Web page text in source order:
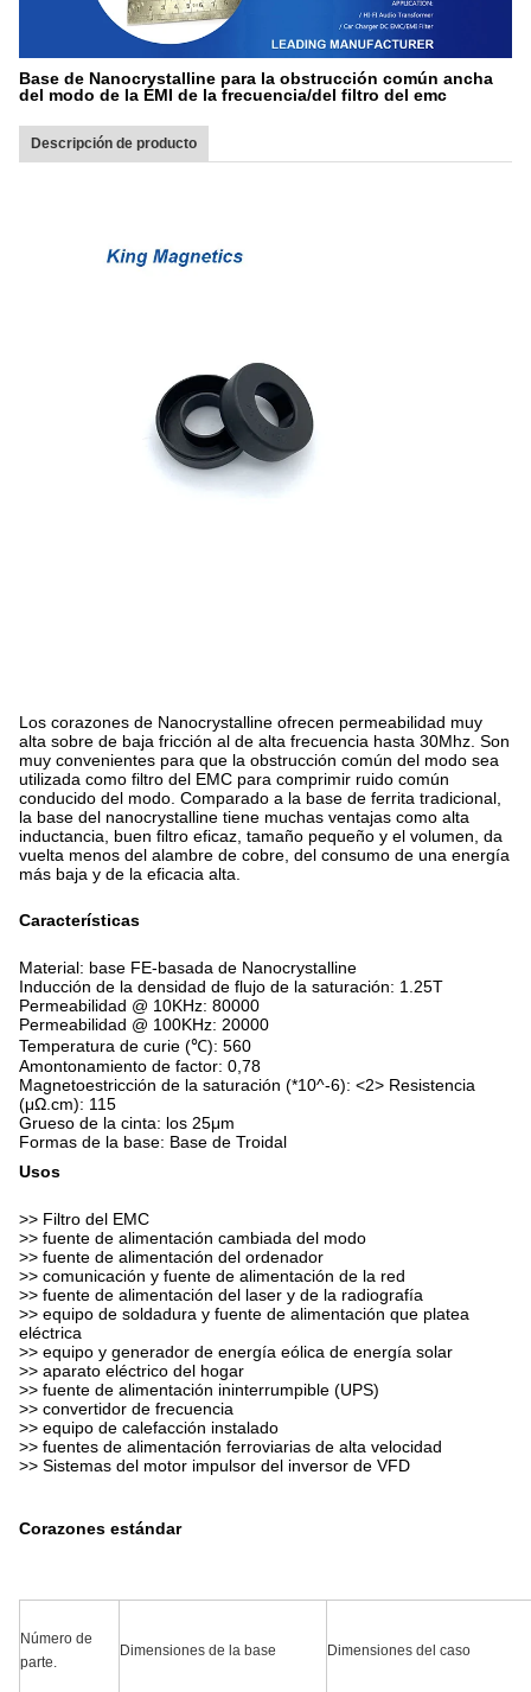
Base de Nanocrystalline para la obstrucción común ancha
del modo de la EMI de la frecuencia/del filtro del emc
Descripción de producto
Los corazones de Nanocrystalline ofrecen permeabilidad muy
alta sobre de baja fricción al de alta frecuencia hasta 30Mhz. Son
muy convenientes para que la obstrucción común del modo sea
utilizada como filtro del EMC para comprimir ruido común
conducido del modo. Comparado a la base de ferrita tradicional,
la base del nanocrystalline tiene muchas ventajas como alta
inductancia, buen filtro eficaz, tamaño pequeño y el volumen, da
vuelta menos del alambre de cobre, del consumo de una energía
más baja y de la eficacia alta.
Características
Material: base FE-basada de Nanocrystalline
Inducción de la densidad de flujo de la saturación: 1.25T
Permeabilidad @ 10KHz: 80000
Permeabilidad @ 100KHz: 20000
Temperatura de curie (℃): 560
Amontonamiento de factor: 0,78
Magnetoestricción de la saturación (*10^-6): <2> Resistencia
(μΩ.cm): 115
Grueso de la cinta: los 25μm
Formas de la base: Base de Troidal
Usos
>> Filtro del EMC
>> fuente de alimentación cambiada del modo
>> fuente de alimentación del ordenador
>> comunicación y fuente de alimentación de la red
>> fuente de alimentación del laser y de la radiografía
>> equipo de soldadura y fuente de alimentación que platea
eléctrica
>> equipo y generador de energía eólica de energía solar
>> aparato eléctrico del hogar
>> fuente de alimentación ininterrumpible (UPS)
>> convertidor de frecuencia
>> equipo de calefacción instalado
>> fuentes de alimentación ferroviarias de alta velocidad
>> Sistemas del motor impulsor del inversor de VFD
Corazones estándar
Número de
parte.
Dimensiones de la base Dimensiones del caso